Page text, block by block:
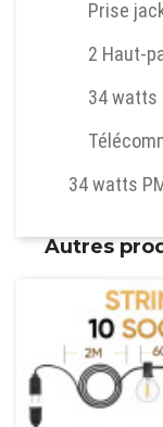
Prise
2 Haut-
34 watts
34 watts
Autres